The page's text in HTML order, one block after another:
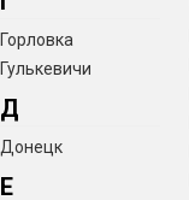
Горловка
Гулькевичи
Д
Донецк
Е